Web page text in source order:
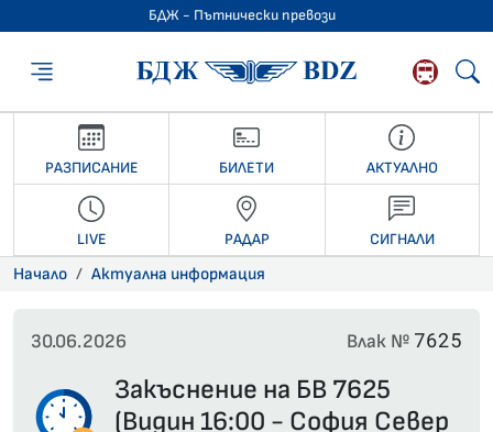
БДЖ - Пътнически превози
БДЖ -
РАЗПИСАНИЕ БИЛЕТИ АКТУАЛНО
LIVE РАДАР СИГНАЛИ
Начало Актуална информация
30.06.2026 Влак № 7625
Закъснение на БВ 7625
(Видин 16:00 - София Север